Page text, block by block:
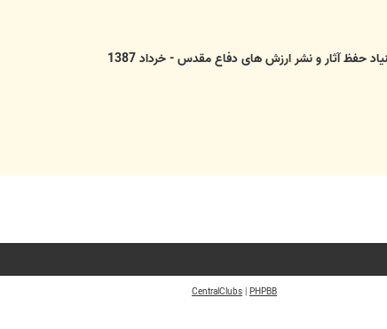
حفظ آثار و نشر ارزش های دفاع مقدس - خرداد 1387
PHPBB
|
CentralClubs